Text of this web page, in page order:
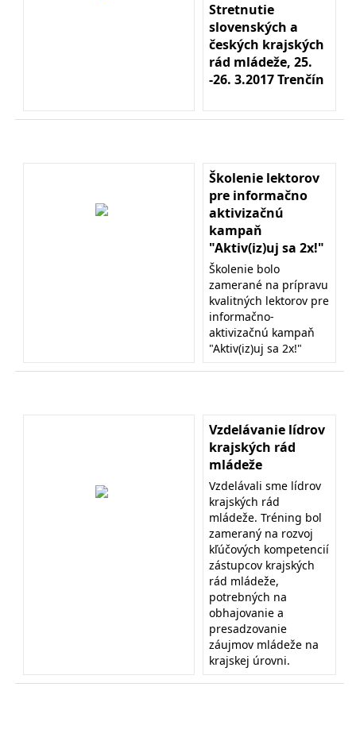
Stretnutie
slovenských a
českých krajských
rád mládeže, 25.
-26. 3.2017 Trenčín
Školenie lektorov
pre informačno
aktivizačnú
kampaň
"Aktiv(iz)uj sa 2x!"
Školenie bolo
zamerané na prípravu
kvalitných lektorov pre
informačno-
aktivizačnú kampaň
"Aktiv(iz)uj sa 2x!"
Vzdelávanie lídrov
krajských rád
mládeže
Vzdelávali sme lídrov
krajských rád
mládeže. Tréning bol
zameraný na rozvoj
kľúčových kompetencií
zástupcov krajských
rád mládeže,
potrebných na
obhajovanie a
presadzovanie
záujmov mládeže na
krajskej úrovni.